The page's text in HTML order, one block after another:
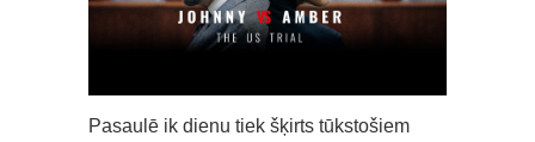
Pasaulē ik dienu tiek šķirts tūkstošiem